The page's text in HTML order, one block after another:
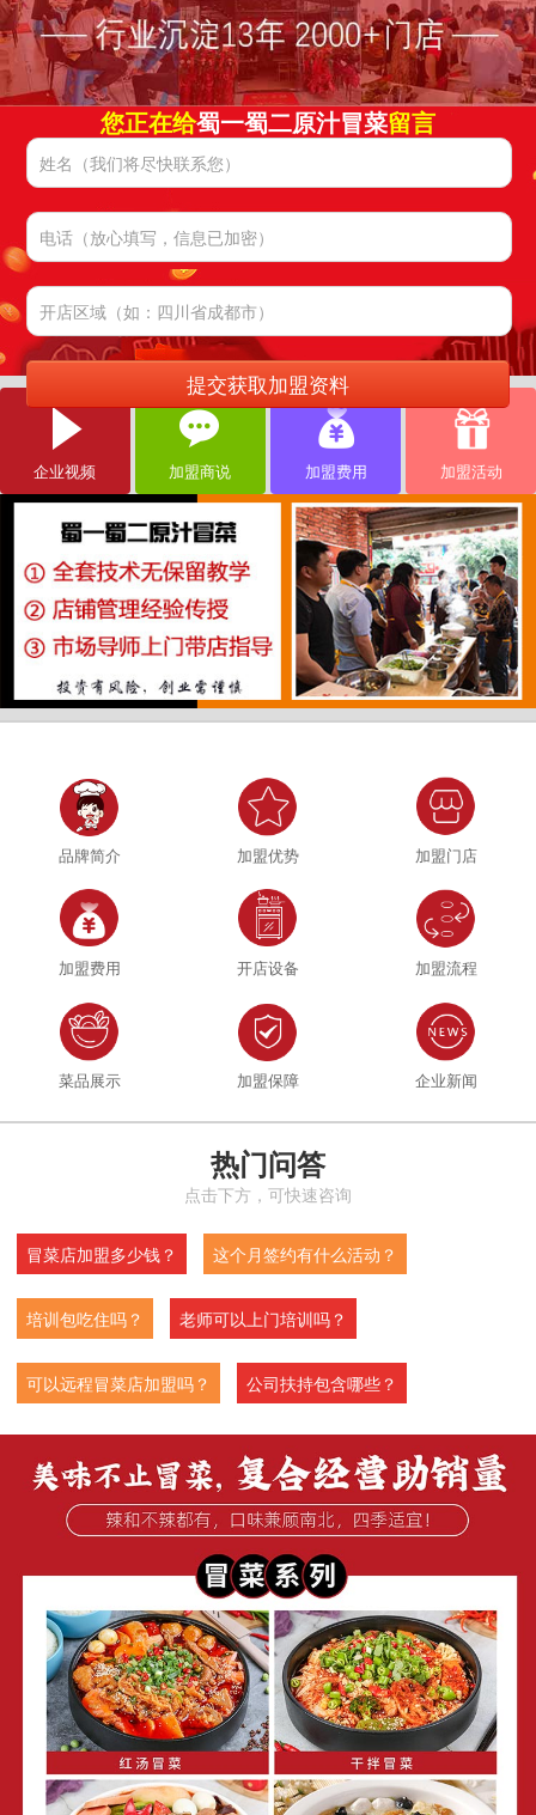
您正在给蜀一蜀二原汁冒菜留言
企业视频 加盟商说 加盟费用 加盟活动
品牌简介 加盟优势 加盟门店
加盟费用 开店设备 加盟流程
菜品展示 加盟保障 企业新闻
热门问答
点击下方，可快速咨询
冒菜店加盟多少钱？ 这个月签约有什么活动？
培训包吃住吗？ 老师可以上门培训吗？
可以远程冒菜店加盟吗？ 公司扶持包含哪些？